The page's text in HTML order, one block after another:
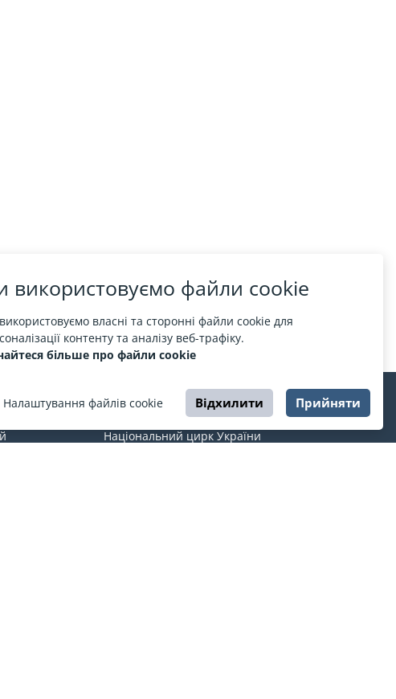
використовуємо файли cookie
власні та сторонні файли cookie для
контенту та аналізу веб-трафіку.
більше про файли cookie
Налаштування файлів cookie Відхилити Прийняти
ЦИРК
Національний цирк України